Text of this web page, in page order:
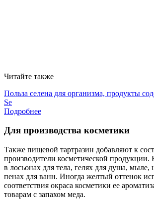
Читайте также
Польза селена для организма, продукты
Se
Подробнее
Для производства косметики
Также пищевой тартразин добавляют к
производители косметической продукции.
в лосьонах для тела, гелях для душа,
пенах для ванн. Иногда желтый оттенок
соответствия окраса косметики ее
товарам с запахом меда.